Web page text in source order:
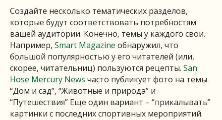
Создайте несколько тематических разделов,
которые будут соответствовать потребностям
вашей аудитории. Конечно, темы у каждого свои.
Например, Smart Magazine обнаружил, что
большой популярностью у его читателей (или,
скорее, читательниц) пользуются рецепты. San
Hose Mercury News часто публикует фото на темы
“Дом и сад”, “Животные и природа” и
“Путешествия” Еще один вариант – “прикалывать”
картинки с последних спортивных мероприятий.